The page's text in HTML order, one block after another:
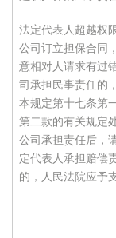
法定代表人超越权
公司订立担保合同
意相对人请求有过
司承担民事责任的
本规定第十七条第
第二款的有关规定
公司承担责任后，
定代表人承担赔偿
的，人民法院应予